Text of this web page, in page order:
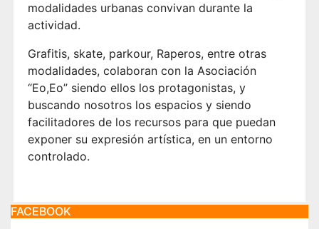
modalidades urbanas convivan durante la
actividad.
Grafitis, skate, parkour, Raperos, entre otras
modalidades, colaboran con la Asociación
“Eo,Eo” siendo ellos los protagonistas, y
buscando nosotros los espacios y siendo
facilitadores de los recursos para que puedan
exponer su expresión artística, en un entorno
controlado.
FACEBOOK